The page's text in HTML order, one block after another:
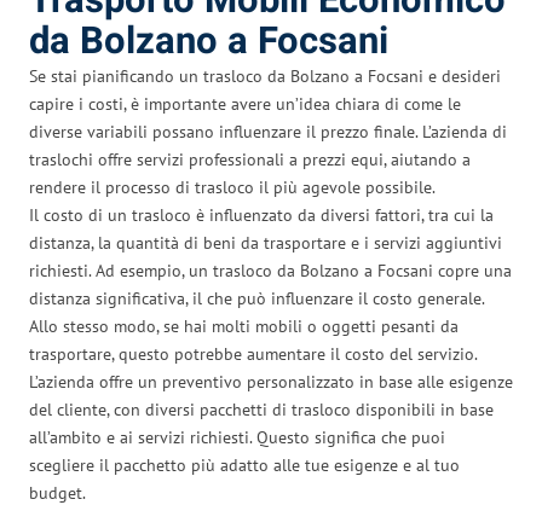
da Bolzano a Focsani
Se stai pianificando un trasloco da Bolzano a Focsani e desideri
capire i costi, è importante avere un’idea chiara di come le
diverse variabili possano influenzare il prezzo finale. L’azienda di
traslochi offre servizi professionali a prezzi equi, aiutando a
rendere il processo di trasloco il più agevole possibile.
Il costo di un trasloco è influenzato da diversi fattori, tra cui la
distanza, la quantità di beni da trasportare e i servizi aggiuntivi
richiesti. Ad esempio, un trasloco da Bolzano a Focsani copre una
distanza significativa, il che può influenzare il costo generale.
Allo stesso modo, se hai molti mobili o oggetti pesanti da
trasportare, questo potrebbe aumentare il costo del servizio.
L’azienda offre un preventivo personalizzato in base alle esigenze
del cliente, con diversi pacchetti di trasloco disponibili in base
all’ambito e ai servizi richiesti. Questo significa che puoi
scegliere il pacchetto più adatto alle tue esigenze e al tuo
budget.